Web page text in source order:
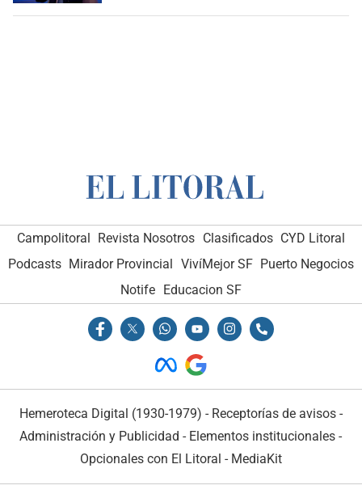
Campolitoral Revista Nosotros Clasificados CYD Litoral
Podcasts Mirador Provincial VivíMejor SF Puerto Negocios
Notife Educacion SF
Hemeroteca Digital (1930-1979) - Receptorías de avisos -
Administración y Publicidad - Elementos institucionales -
Opcionales con El Litoral - MediaKit